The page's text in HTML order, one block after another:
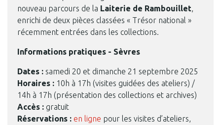
nouveau parcours de la Laiterie de Rambouillet,
enrichi de deux pièces classées « Trésor national »
récemment entrées dans les collections.
Informations pratiques - Sèvres
Dates : samedi 20 et dimanche 21 septembre 2025
Horaires : 10h à 17h (visites guidées des ateliers) /
14h à 17h (présentation des collections et archives)
Accès : gratuit
Réservations : en ligne pour les visites d’ateliers,